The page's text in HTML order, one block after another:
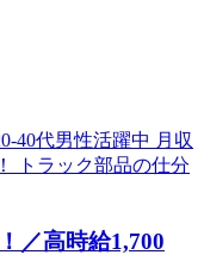
／高時給1,700